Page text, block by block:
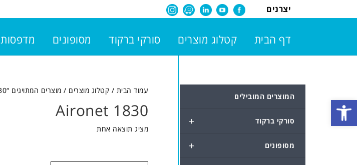
פתח סרגל נגישות
יצרנים
דף הבית קטלוג מוצרים סורקי ברקוד מסופונים מדפסות
עמוד הבית / קטלוג מוצרים / מוצרים המתויגים “Aironet 1830”
Aironet 1830
מציג תוצאה אחת
המוצרים המובילים
+ סורקי ברקוד
+ מסופונים